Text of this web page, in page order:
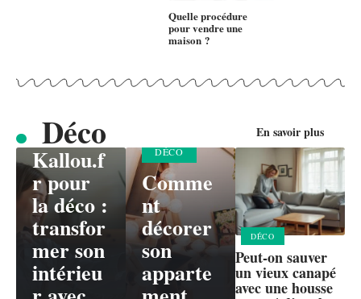
Quelle procédure
pour vendre une
maison ?
Déco En savoir plus
DÉCO
Kallou.f
r pour
la déco :
transfor
mer son
intérieu
DÉCO
Comme
nt
décorer
son
apparte
DÉCO
Peut-on sauver
un vieux canapé
avec une housse